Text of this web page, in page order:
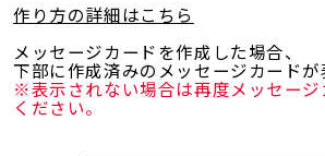
作り方の詳細はこちら
メッセージカードを作成した場合、
下部に作成済みのメッセージカードが
※表示されない場合は再度メッセージ
ください。